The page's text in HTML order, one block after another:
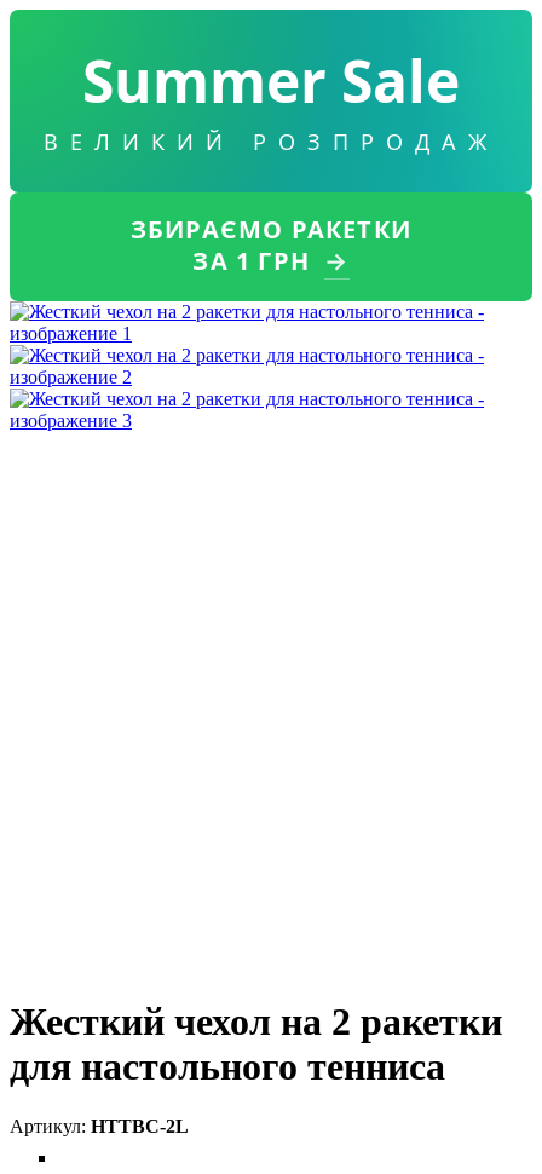
Summer Sale
ВЕЛИКИЙ РОЗПРОДАЖ
ЗБИРАЄМО РАКЕТКИ
ЗА 1 ГРН →
Жесткий чехол на 2 ракетки
для настольного тенниса
HTTBC-2L